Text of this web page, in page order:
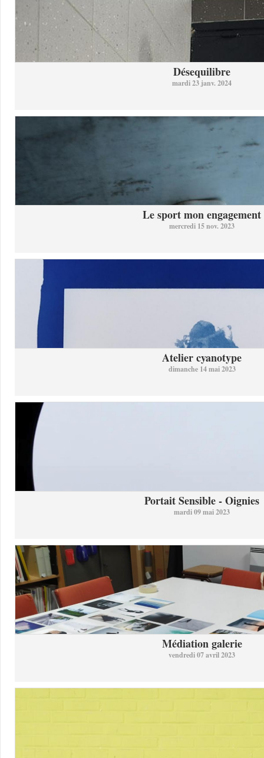
Désequilibre
mardi 23 janv. 2024
Le sport mon engagement
mercredi 15 nov. 2023
Atelier cyanotype
dimanche 14 mai 2023
Portait Sensible - Oignies
mardi 09 mai 2023
Médiation galerie
vendredi 07 avril 2023